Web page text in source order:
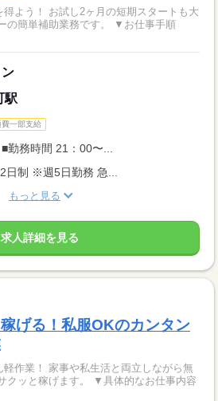
よう！ お試し2ヶ月の短期スタートも大
助業務です。 ▼お仕事手順
駅
費一部支給
勤務時間 21：00〜...
日制 ※週5日勤務 急...
もっと見る
求人詳細を見る
げる！私服OKのカンタン
作業！ 家事や私生活と両立しながら無
す。 ▼具体的なお仕事内容